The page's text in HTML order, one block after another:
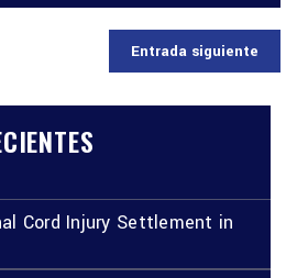
Entrada siguiente
Cord Injury Settlement in